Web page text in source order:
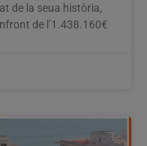
de la seua història,
de l’1.438.160€